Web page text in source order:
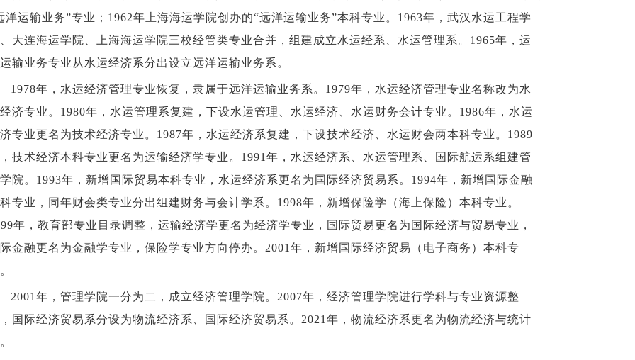
洋运输业务”专业；1962年上海海运学院创办的“远洋运输业务”本科专业。1963年，武汉水运工程学
大连海运学院、上海海运学院三校经管类专业合并，组建成立水运经系、水运管理系。1965年，运
输业务专业从水运经济系分出设立远洋运输业务系。
1978年，水运经济管理专业恢复，隶属于远洋运输业务系。1979年，水运经济管理专业名称改为水
济专业。1980年，水运管理系复建，下设水运管理、水运经济、水运财务会计专业。1986年，水运
专业更名为技术经济专业。1987年，水运经济系复建，下设技术经济、水运财会两本科专业。1989
技术经济本科专业更名为运输经济学专业。1991年，水运经济系、水运管理系、国际航运系组建管
院。1993年，新增国际贸易本科专业，水运经济系更名为国际经济贸易系。1994年，新增国际金融
专业，同年财会类专业分出组建财务与会计学系。1998年，新增保险学（海上保险）本科专业。
年，教育部专业目录调整，运输经济学更名为经济学专业，国际贸易更名为国际经济与贸易专业，
金融更名为金融学专业，保险学专业方向停办。2001年，新增国际经济贸易（电子商务）本科专
2001年，管理学院一分为二，成立经济管理学院。2007年，经济管理学院进行学科与专业资源整
国际经济贸易系分设为物流经济系、国际经济贸易系。2021年，物流经济系更名为物流经济与统计